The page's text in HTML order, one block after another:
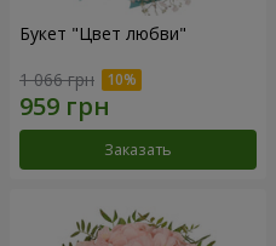
Букет "Цвет любви"
1 066 грн
Заказать